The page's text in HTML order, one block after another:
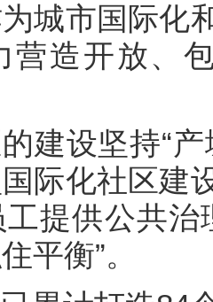
城市国际化
营造开放、
建设坚持“
际化社区建
提供公共
平衡”。